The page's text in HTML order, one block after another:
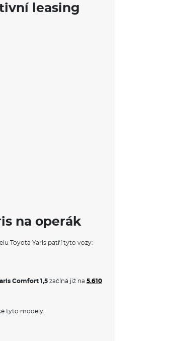
stylu. Tento model je známý
leasing
na operák
Toyota Yaris patří tyto vozy:
Comfort 1,5 začíná již na 5.610
tyto modely: